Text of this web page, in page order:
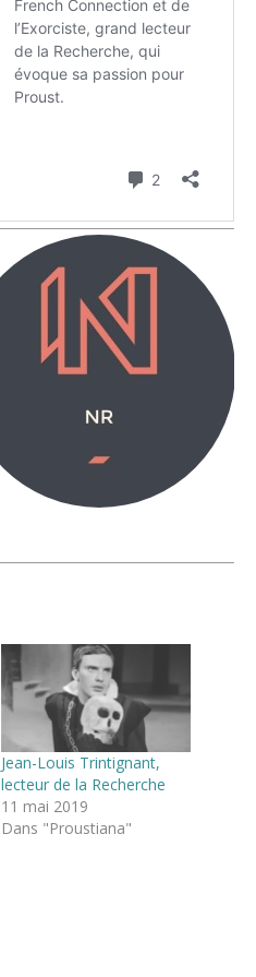
Jean-Louis Trintignant,
lecteur de la Recherche
11 mai 2019
Dans "Proustiana"